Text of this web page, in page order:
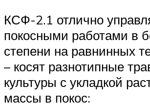
КСФ-2.1 отлично
покосными работами в
степени на равнинных
– косят разнотипные
культуры с укладкой
массы в покос: